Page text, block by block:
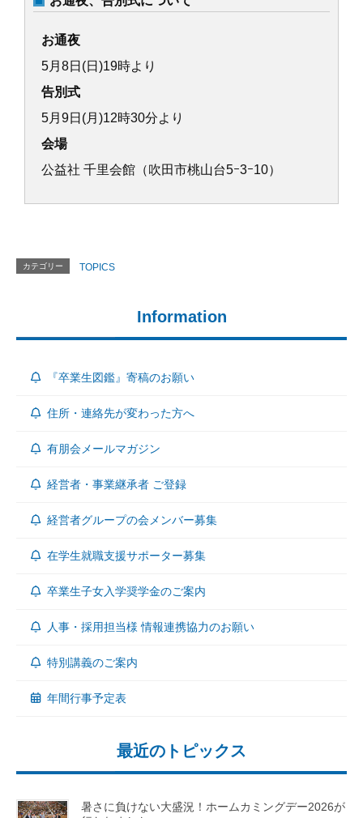
お通夜
5月8日(日)19時より
告別式
5月9日(月)12時30分より
会場
公益社 千里会館（吹田市桃山台5ｰ3ｰ10）
カテゴリー TOPICS
Information
『卒業生図鑑』寄稿のお願い
住所・連絡先が変わった方へ
有朋会メールマガジン
経営者・事業継承者 ご登録
経営者グループの会メンバー募集
在学生就職支援サポーター募集
卒業生子女入学奨学金のご案内
人事・採用担当様 情報連携協力のお願い
特別講義のご案内
年間行事予定表
最近のトピックス
暑さに負けない大盛況！ホームカミングデー2026が